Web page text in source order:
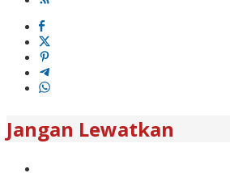
Jangan Lewatkan